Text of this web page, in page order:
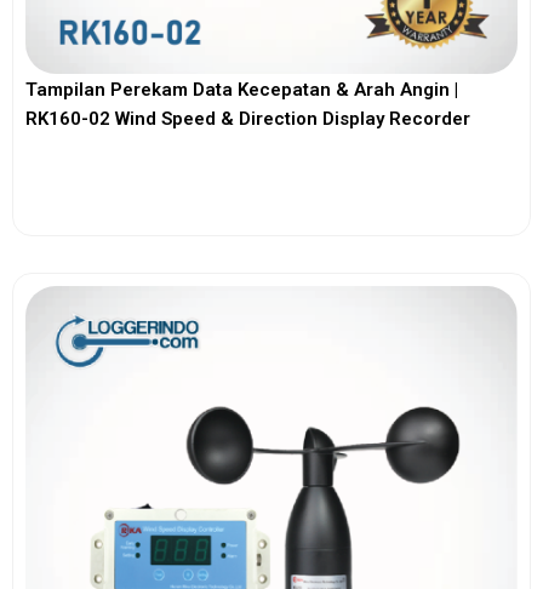
Tampilan Perekam Data Kecepatan & Arah Angin |
RK160-02 Wind Speed & Direction Display Recorder